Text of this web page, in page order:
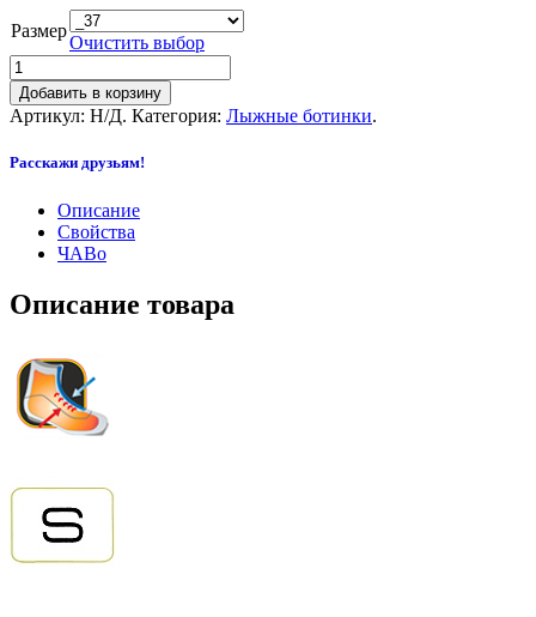
Размер
Очистить выбор
Добавить в корзину
Артикул: Н/Д. Категория: Лыжные ботинки.
Расскажи друзьям!
Описание
Свойства
ЧАВо
Описание товара